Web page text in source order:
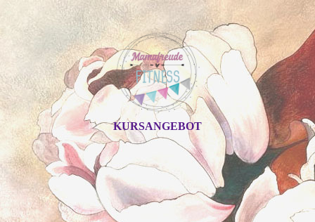
KURSANGEBOT